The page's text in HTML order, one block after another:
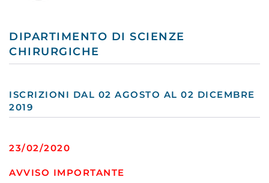
DIPARTIMENTO DI SCIENZE
CHIRURGICHE
ISCRIZIONI DAL 02 AGOSTO AL 02 DICEMBRE
2019
23/02/2020
AVVISO IMPORTANTE